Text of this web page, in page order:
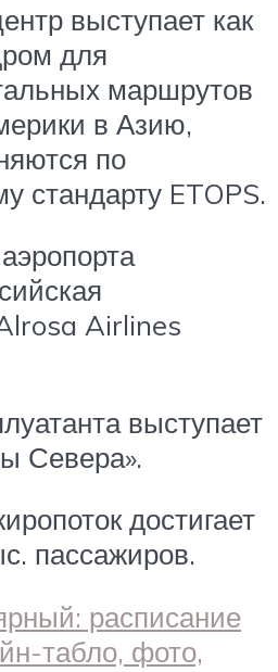
выступает как
для
маршрутов
в Азию,
по
стандарту ETOPS.
Airlines
выступает
Севера».
достигает
пассажиров.